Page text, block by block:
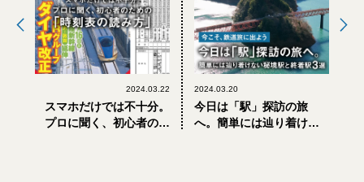
2024.03.22
スマホだけでは不十分。
プロに聞く、初心者のた
2024.03.20
今日は「駅」探訪の旅
へ。簡単には辿り着けな